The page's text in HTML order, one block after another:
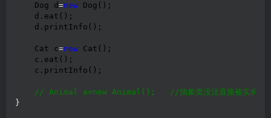
    Dog d
=new Dog();
    d.eat();
    d.printInfo();
    Cat c
=new Cat();
    c.eat();
    c.printInfo();
// Animal a=new Animal(); //抽象类没法直接被实例化
}